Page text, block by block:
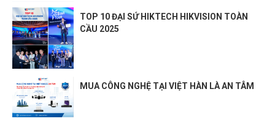
TOP 10 ĐẠI SỨ HIKTECH HIKVISION TOÀN
CẦU 2025
MUA CÔNG NGHỆ TẠI VIỆT HÀN LÀ AN TÂM